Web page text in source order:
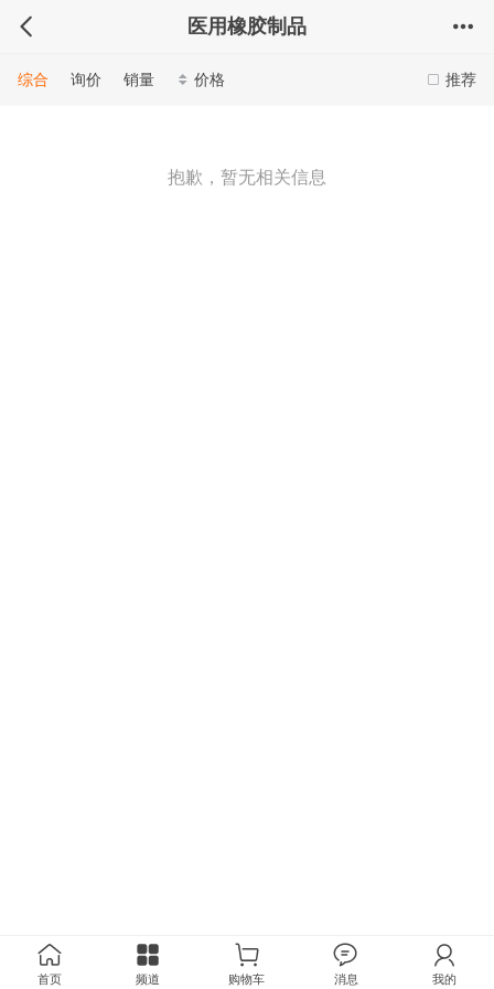
医用橡胶制品
推荐
综合 询价 销量 价格
抱歉，暂无相关信息
首页 频道 购物车 消息 我的